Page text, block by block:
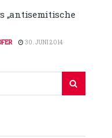
„antisemitische
30. JUNI 2014